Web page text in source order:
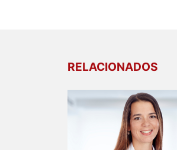
RELACIONADOS